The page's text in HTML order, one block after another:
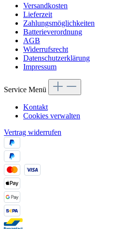
Versandkosten
Lieferzeit
Zahlungsmöglichkeiten
Batterieverordnung
AGB
Widerrufsrecht
Datenschutzerklärung
Impressum
Service Menü
Kontakt
Cookies verwalten
Vertrag widerrufen